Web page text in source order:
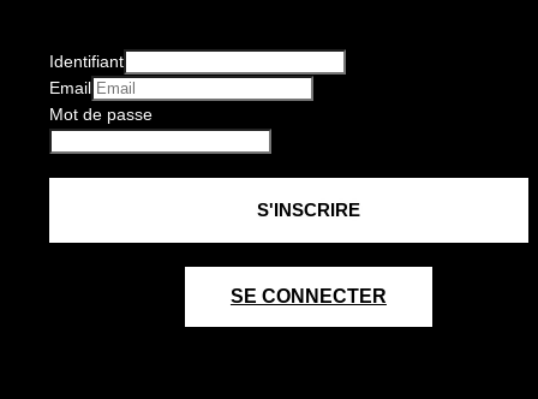
Identifiant
Email
Mot de passe
SE CONNECTER